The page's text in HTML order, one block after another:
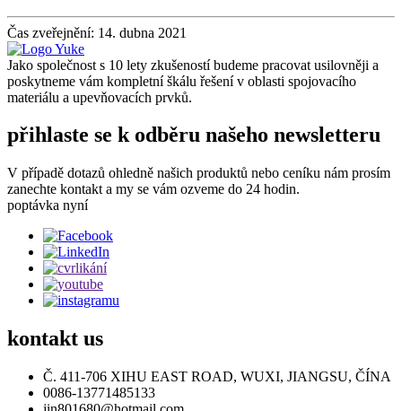
Čas zveřejnění: 14. dubna 2021
Jako společnost s 10 lety zkušeností budeme pracovat usilovněji a
poskytneme vám kompletní škálu řešení v oblasti spojovacího
materiálu a upevňovacích prvků.
přihlaste se k odběru našeho newsletteru
V případě dotazů ohledně našich produktů nebo ceníku nám prosím
zanechte kontakt a my se vám ozveme do 24 hodin.
poptávka nyní
kontakt us
Č. 411-706 XIHU EAST ROAD, WUXI, JIANGSU, ČÍNA
0086-13771485133